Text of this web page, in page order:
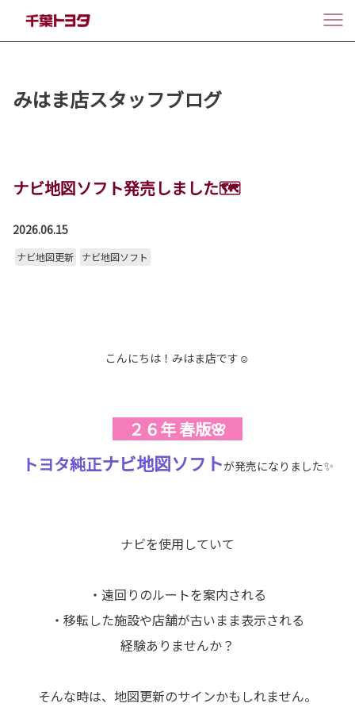
みはま店スタッフブログ
ナビ地図ソフト発売しました🗺
2026.06.15
ナビ地図更新 ナビ地図ソフト
こんにちは！みはま店です☺
２６年 春版🌸
トヨタ純正ナビ地図ソフトが発売になりました✨
ナビを使用していて
・遠回りのルートを案内される
・移転した施設や店舗が古いまま表示される
経験ありませんか？
そんな時は、地図更新のサインかもしれません。